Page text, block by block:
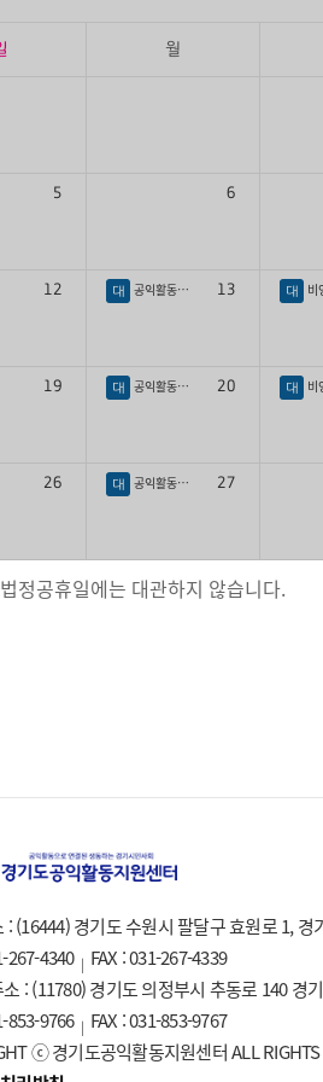
월
5 6
12 대 공익활동가학교 특강 13 대
19 대 공익활동가학교 특강 20 대
26 대 공익활동가학교 특강 27
정공휴일에는 대관하지 않습니다.
: (16444) 경기도 수원시 팔달구 효원로 1, 경
267-4340 | FAX : 031-267-4339
: (11780) 경기도 의정부시 추동로 140 경
853-9766 | FAX : 031-853-9767
ⓒ 경기도공익활동지원센터 ALL RIGHTS